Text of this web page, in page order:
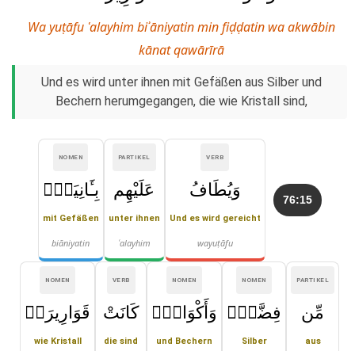
Wa yuṭāfu ʿalayhim biʾāniyatin min fiḍḍatin wa akwābin
kānat qawārīrā
Und es wird unter ihnen mit Gefäßen aus Silber und
Bechern herumgegangen, die wie Kristall sind,
76:15
VERB
وَيُطَافُ
Und es wird gereicht
wayuṭāfu
PARTIKEL
عَلَيْهِم
unter ihnen
ʿalayhim
NOMEN
بِـَٔانِيَةٍۢ
mit Gefäßen
biāniyatin
PARTIKEL
مِّن
aus
NOMEN
فِضَّةٍۢ
Silber
NOMEN
وَأَكْوَابٍۢ
und Bechern
VERB
كَانَتْ
die sind
NOMEN
قَوَارِيرَا۠
wie Kristall